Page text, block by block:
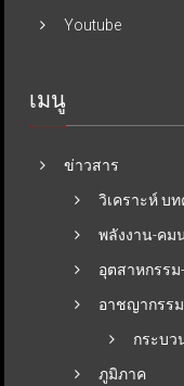
Youtube
เมนู
ข่าวสาร
วิเคราะห์ บ
พลังงาน-คม
อุตสาหกรรม
อาชญากรรม
กระบว
ภูมิภาค